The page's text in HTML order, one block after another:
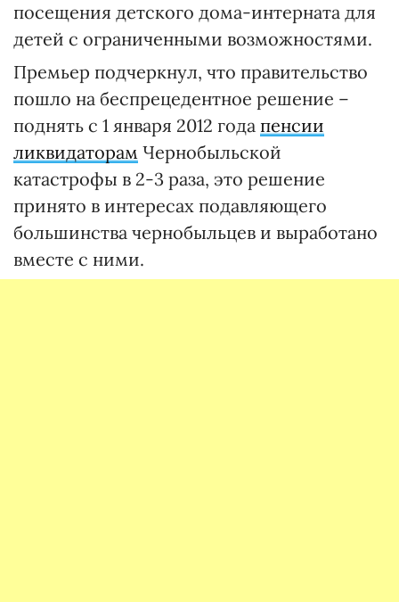
посещения детского дома-интерната для
детей с ограниченными возможностями.
Премьер подчеркнул, что правительство
пошло на беспрецедентное решение –
поднять с 1 января 2012 года пенсии
ликвидаторам Чернобыльской
катастрофы в 2-3 раза, это решение
принято в интересах подавляющего
большинства чернобыльцев и выработано
вместе с ними.